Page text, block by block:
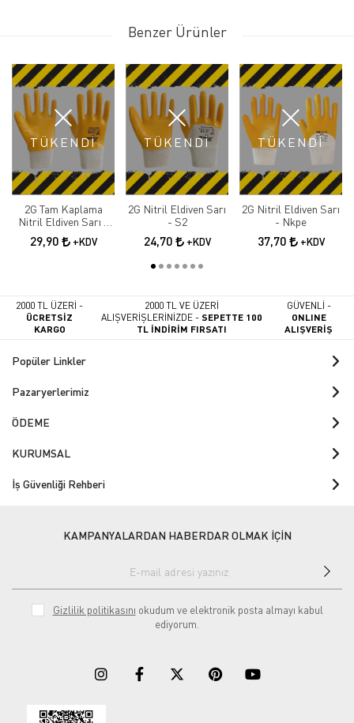
Benzer Ürünler
TÜKENDİ
2G Tam Kaplama
Nitril Eldiven Sarı -
S2+
29,90 +KDV
TÜKENDİ
2G Nitril Eldiven Sarı
- S2
24,70 +KDV
TÜKENDİ
2G Nitril Eldiven Sarı
- Nkpe
37,70 +KDV
2000 TL ÜZERİ -
ÜCRETSİZ
KARGO
2000 TL VE ÜZERİ
ALIŞVERİŞLERİNİZDE -SEPETTE 100
TL İNDİRİM FIRSATI
GÜVENLİ -
ONLINE
ALIŞVERİŞ
Popüler Linkler
Pazaryerlerimiz
ÖDEME
KURUMSAL
İş Güvenliği Rehberi
KAMPANYALARDAN HABERDAR OLMAK İÇİN
Gizlilik politikasını okudum ve elektronik posta almayı kabul
ediyorum.